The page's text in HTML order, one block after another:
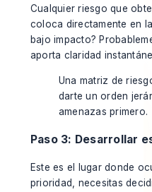
Cualquier riesgo que
coloca directamente en
bajo impacto?
aporta claridad
Una matriz de
darte un orden
amenazas primero.
Paso 3: Desarrollar
Este es el lugar donde
prioridad, necesitas